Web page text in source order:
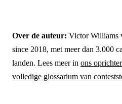
Over de auteur: Victor Williams
since 2018, met meer dan 3.000
landen. Lees meer in ons
volledige glossarium van